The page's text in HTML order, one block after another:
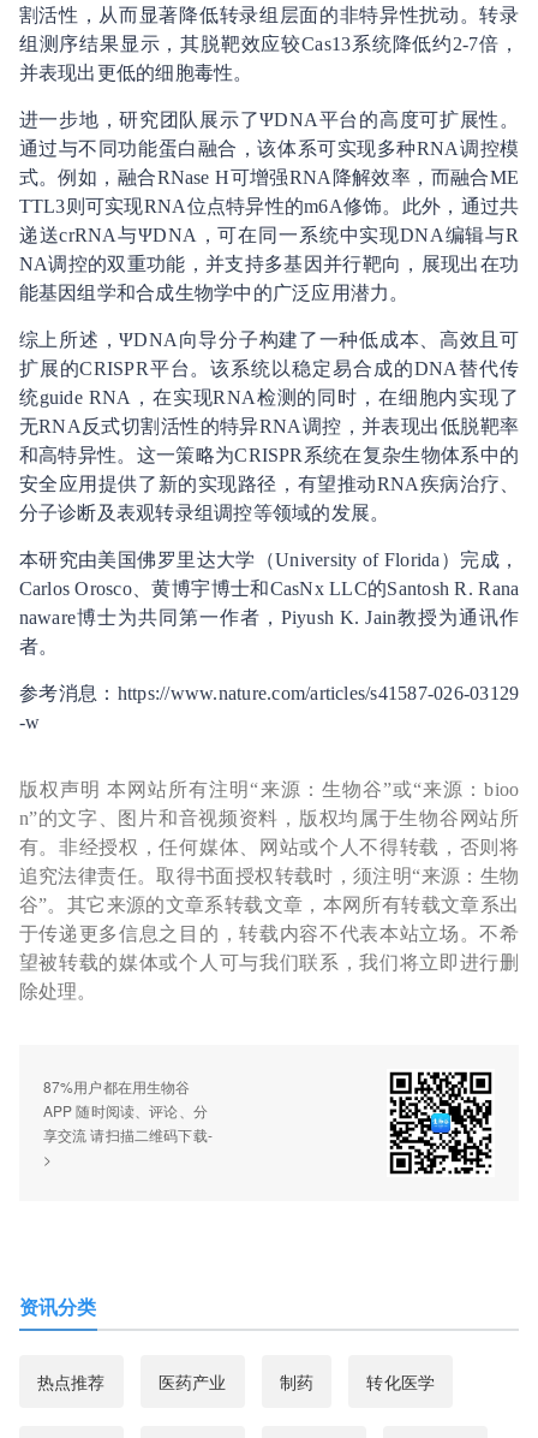
割活性，从而显著降低转录组层面的非特异性扰动。转录
组测序结果显示，其脱靶效应较Cas13系统降低约2-7倍，
并表现出更低的细胞毒性。
进一步地，研究团队展示了ΨDNA平台的高度可扩展性。
通过与不同功能蛋白融合，该体系可实现多种RNA调控模
式。例如，融合RNase H可增强RNA降解效率，而融合ME
TTL3则可实现RNA位点特异性的m6A修饰。此外，通过共
递送crRNA与ΨDNA，可在同一系统中实现DNA编辑与R
NA调控的双重功能，并支持多基因并行靶向，展现出在功
能基因组学和合成生物学中的广泛应用潜力。
综上所述，ΨDNA向导分子构建了一种低成本、高效且可
扩展的CRISPR平台。该系统以稳定易合成的DNA替代传
统guide RNA，在实现RNA检测的同时，在细胞内实现了
无RNA反式切割活性的特异RNA调控，并表现出低脱靶率
和高特异性。这一策略为CRISPR系统在复杂生物体系中的
安全应用提供了新的实现路径，有望推动RNA疾病治疗、
分子诊断及表观转录组调控等领域的发展。
本研究由美国佛罗里达大学（University of Florida）完成，
Carlos Orosco、黄博宇博士和CasNx LLC的Santosh R. Rana
naware博士为共同第一作者，Piyush K. Jain教授为通讯作
者。
参考消息：https://www.nature.com/articles/s41587-026-03129
-w
版权声明 本网站所有注明“来源：生物谷”或“来源：bioo
n”的文字、图片和音视频资料，版权均属于生物谷网站所
有。非经授权，任何媒体、网站或个人不得转载，否则将
追究法律责任。取得书面授权转载时，须注明“来源：生物
谷”。其它来源的文章系转载文章，本网所有转载文章系出
于传递更多信息之目的，转载内容不代表本站立场。不希
望被转载的媒体或个人可与我们联系，我们将立即进行删
除处理。
87%用户都在用生物谷
APP 随时阅读、评论、分
享交流 请扫描二维码下载-
>
资讯分类
热点推荐 医药产业 制药 转化医学